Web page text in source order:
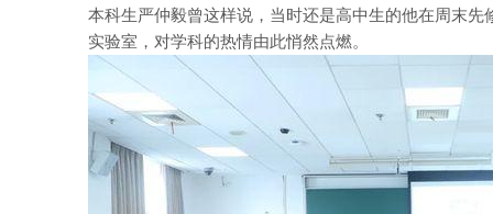
本科生严仲毅曾这样说，当时还是高中生的他在周末
实验室，对学科的热情由此悄然点燃。